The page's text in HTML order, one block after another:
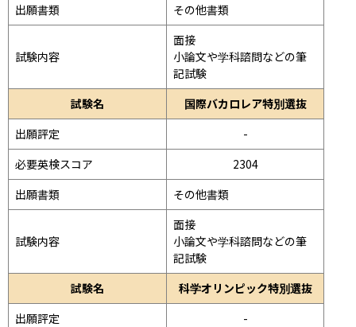
出願書類
その他書類
試験内容
面接
小論文や学科諮問などの筆
記試験
試験名
国際バカロレア特別選抜
出願評定
-
必要英検スコア
2304
出願書類
その他書類
試験内容
面接
小論文や学科諮問などの筆
記試験
試験名
科学オリンピック特別選抜
出願評定
-